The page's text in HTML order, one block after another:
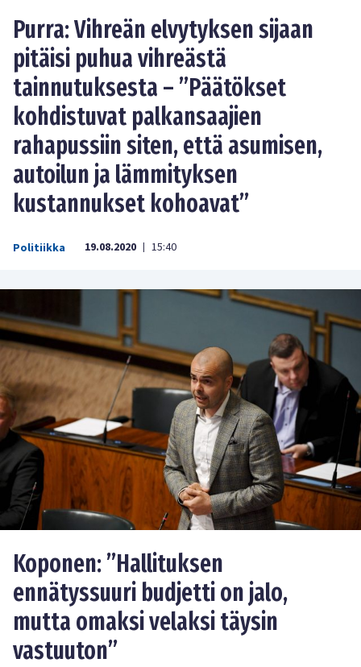
Purra: Vihreän elvytyksen sijaan
pitäisi puhua vihreästä
tainnutuksesta – ”Päätökset
kohdistuvat palkansaajien
rahapussiin siten, että asumisen,
autoilun ja lämmityksen
kustannukset kohoavat”
Politiikka 19.08.2020 | 15:40
Koponen: ”Hallituksen
ennätyssuuri budjetti on jalo,
mutta omaksi velaksi täysin
vastuuton”